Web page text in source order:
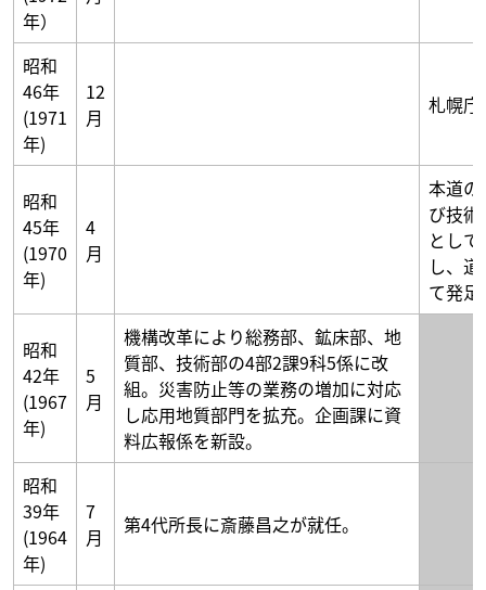
年）
昭和
46年
(1971
年)
12
月
札幌庁
昭和
45年
(1970
年)
4
月
本道の
び技
とし
し、
て発足
昭和
42年
(1967
年)
5
月
機構改革により総務部、鉱床部、地
質部、技術部の4部2課9科5係に改
組。災害防止等の業務の増加に対応
し応用地質部門を拡充。企画課に資
料広報係を新設。
昭和
39年
(1964
年)
7
月
第4代所長に斎藤昌之が就任。